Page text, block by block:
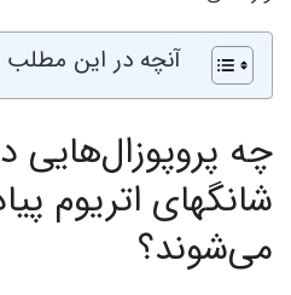
آنچه در این مطلب
چه پروپوزال‌هایی
شانگهای اتریوم
می‌شوند؟